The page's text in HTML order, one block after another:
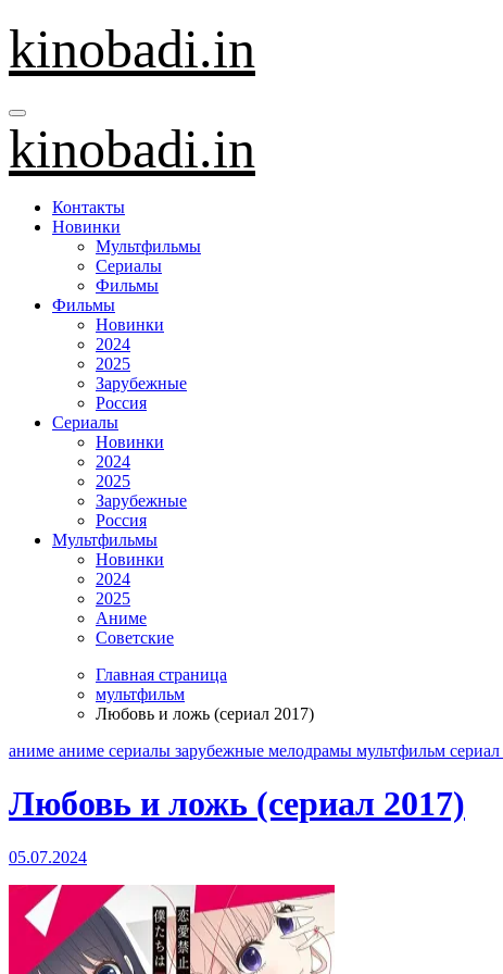
Перейти
содержанию
kinobadi.in
kinobadi.in
Контакты
Новинки
Мультфильмы
Сериалы
Фильмы
Фильмы
Новинки
2024
2025
Зарубежные
Россия
Сериалы
Новинки
2024
2025
Зарубежные
Россия
Мультфильмы
Новинки
2024
2025
Аниме
Советские
Главная страница
мультфильм
Любовь и ложь (сериал 2017)
аниме аниме сериалы зарубежные мелодрамы мультфильм сериал
Любовь и ложь (сериал 2017)
05.07.2024